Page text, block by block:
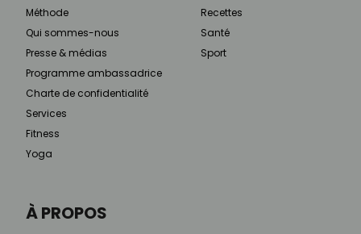
À PROPOS
Méthode
Qui sommes-nous
Presse & médias
Programme ambassadrice
Charte de confidentialité
Services
Fitness
Yoga
Recettes
Santé
Sport